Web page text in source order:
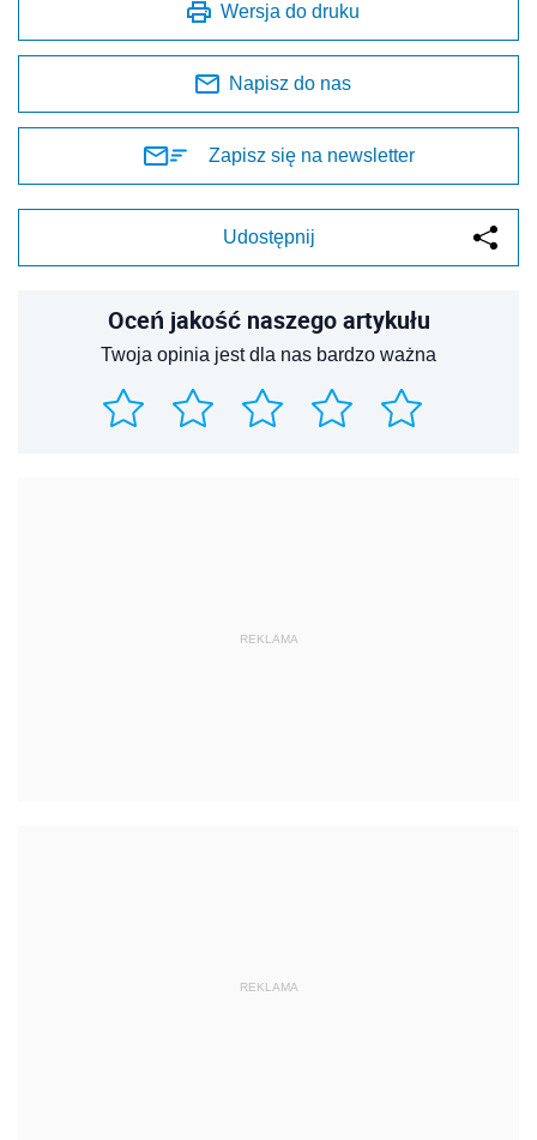
Wersja do druku
Napisz do nas
Zapisz się na newsletter
Udostępnij
Oceń jakość naszego artykułu
Twoja opinia jest dla nas bardzo ważna
REKLAMA
REKLAMA